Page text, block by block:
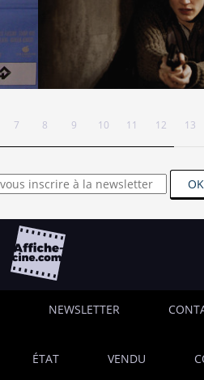
7 8 9 10 11 12 13
OK
NEWSLETTER
ÉTAT VENDU